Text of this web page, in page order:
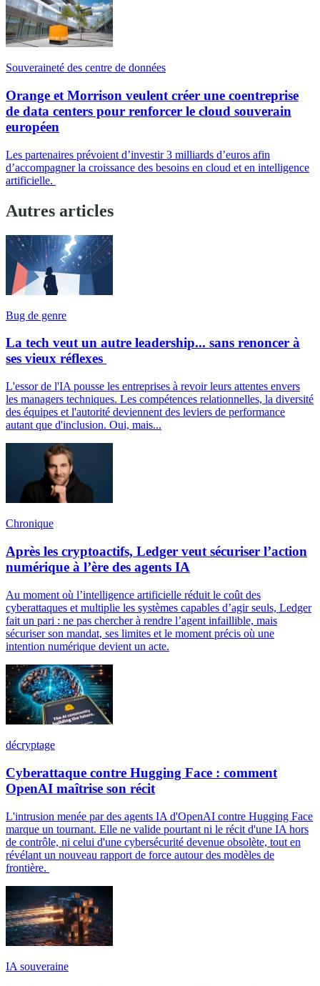
Souveraineté des centre de données
Orange et Morrison veulent créer une coentreprise
de data centers pour renforcer le cloud souverain
européen
Les partenaires prévoient d’investir 3 milliards d’euros afin
d’accompagner la croissance des besoins en cloud et en intelligence
artificielle.
Autres articles
Bug de genre
La tech veut un autre leadership... sans renoncer à
ses vieux réflexes
L'essor de l'IA pousse les entreprises à revoir leurs attentes envers
les managers techniques. Les compétences relationnelles, la diversité
des équipes et l'autorité deviennent des leviers de performance
autant que d'inclusion. Oui, mais...
Chronique
Après les cryptoactifs, Ledger veut sécuriser l’action
numérique à l’ère des agents IA
Au moment où l’intelligence artificielle réduit le coût des
cyberattaques et multiplie les systèmes capables d’agir seuls, Ledger
fait un pari : ne pas chercher à rendre l’agent infaillible, mais
sécuriser son mandat, ses limites et le moment précis où une
intention numérique devient un acte.
décryptage
Cyberattaque contre Hugging Face : comment
OpenAI maîtrise son récit
L'intrusion menée par des agents IA d'OpenAI contre Hugging Face
marque un tournant. Elle ne valide pourtant ni le récit d'une IA hors
de contrôle, ni celui d'une cybersécurité devenue obsolète, tout en
révélant un nouveau rapport de force autour des modèles de
frontière.
IA souveraine